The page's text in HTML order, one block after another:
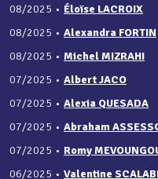
08/2025 • Éloïse LACROIX
08/2025 • Alexandra FORTIN
08/2025 • Michel MIZRAHI
07/2025 • Albert JACO
07/2025 • Alexia QUESADA
07/2025 • Abraham
07/2025 • Romy
06/2025 • Valentine